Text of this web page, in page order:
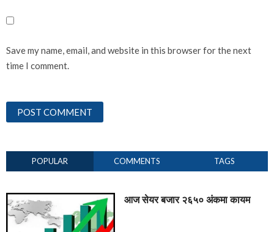
Save my name, email, and website in this browser for the next
time I comment.
POPULAR COMMENTS TAGS
आज सेयर बजार २६५० अंकमा कायम